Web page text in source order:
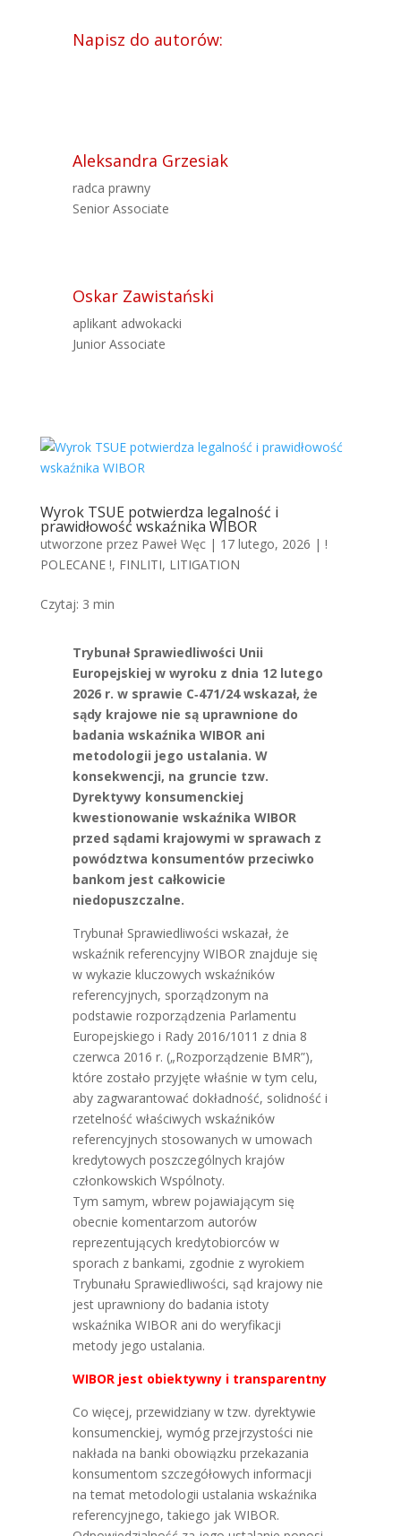
Napisz do autorów:
Aleksandra Grzesiak
radca prawny
Senior Associate
Oskar Zawistański
aplikant adwokacki
Junior Associate
Wyrok TSUE potwierdza legalność i
prawidłowość wskaźnika WIBOR
utworzone przez Paweł Węc| 17 lutego, 2026 | !
POLECANE !, FINLITI, LITIGATION
Czytaj: 3 min
Trybunał Sprawiedliwości Unii
Europejskiej w wyroku z dnia 12 lutego
2026 r. w sprawie C‑471/24 wskazał, że
sądy krajowe nie są uprawnione do
badania wskaźnika WIBOR ani
metodologii jego ustalania. W
konsekwencji, na gruncie tzw.
Dyrektywy konsumenckiej
kwestionowanie wskaźnika WIBOR
przed sądami krajowymi w sprawach z
powództwa konsumentów przeciwko
bankom jest całkowicie
niedopuszczalne.
Trybunał Sprawiedliwości wskazał, że
wskaźnik referencyjny WIBOR znajduje się
w wykazie kluczowych wskaźników
referencyjnych, sporządzonym na
podstawie rozporządzenia Parlamentu
Europejskiego i Rady 2016/1011 z dnia 8
czerwca 2016 r. („Rozporządzenie BMR”),
które zostało przyjęte właśnie w tym celu,
aby zagwarantować dokładność, solidność i
rzetelność właściwych wskaźników
referencyjnych stosowanych w umowach
kredytowych poszczególnych krajów
członkowskich Wspólnoty.
Tym samym, wbrew pojawiającym się
obecnie komentarzom autorów
reprezentujących kredytobiorców w
sporach z bankami, zgodnie z wyrokiem
Trybunału Sprawiedliwości, sąd krajowy nie
jest uprawniony do badania istoty
wskaźnika WIBOR ani do weryfikacji
metody jego ustalania.
WIBOR jest obiektywny i transparentny
Co więcej, przewidziany w tzw. dyrektywie
konsumenckiej, wymóg przejrzystości nie
nakłada na banki obowiązku przekazania
konsumentom szczegółowych informacji
na temat metodologii ustalania wskaźnika
referencyjnego, takiego jak WIBOR.